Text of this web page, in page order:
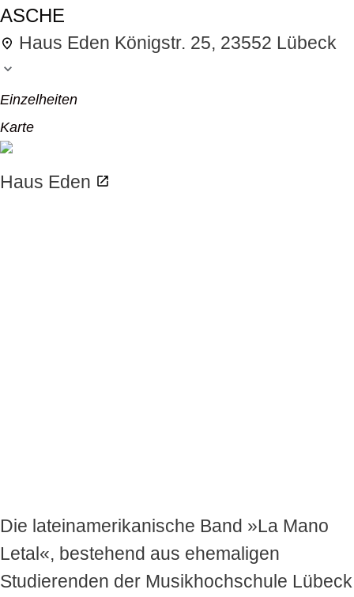
ASCHE
Haus Eden Königstr. 25, 23552 Lübeck
Einzelheiten
Karte
Haus Eden
Die lateinamerikanische Band »La Mano
Letal«, bestehend aus ehemaligen
Studierenden der Musikhochschule Lübeck